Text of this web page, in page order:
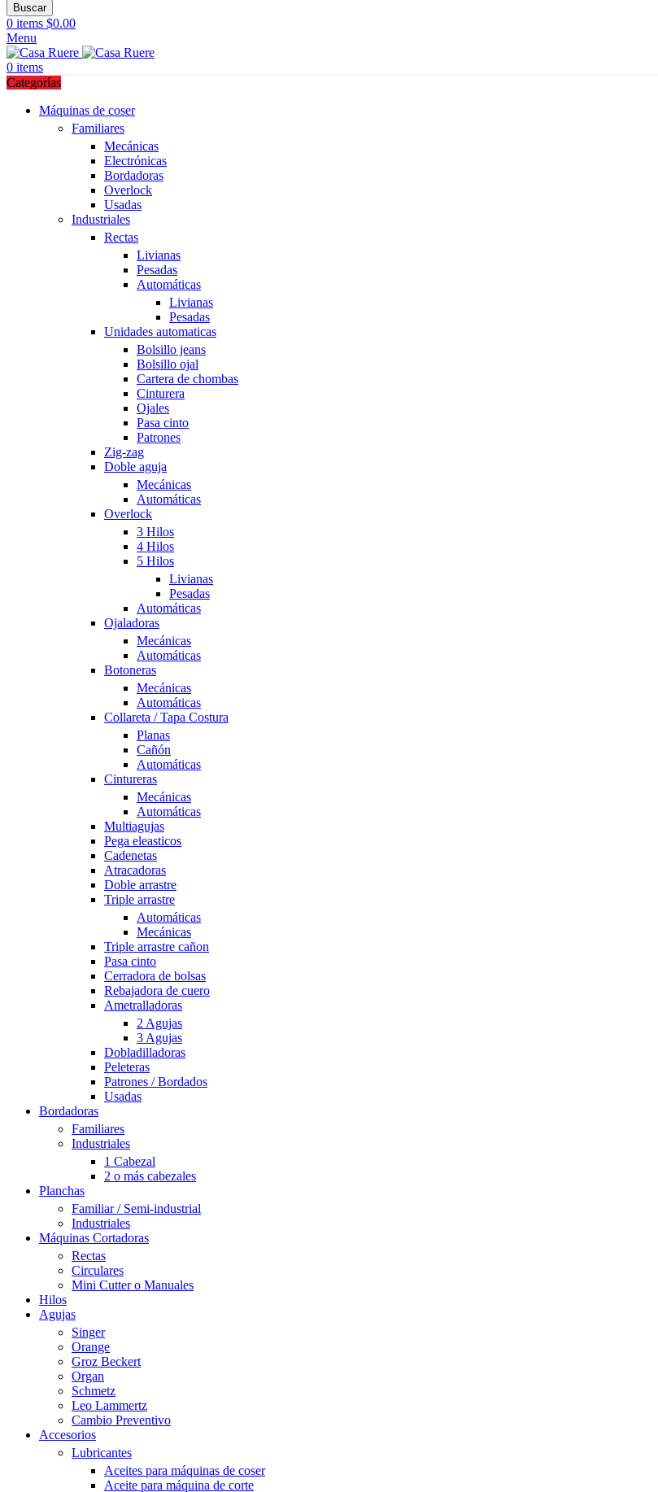
Buscar
0 items $0.00
Menu
0 items
Categorías
Máquinas de coser
Familiares
Mecánicas
Electrónicas
Bordadoras
Overlock
Usadas
Industriales
Rectas
Livianas
Pesadas
Automáticas
Livianas
Pesadas
Unidades automaticas
Bolsillo jeans
Bolsillo ojal
Cartera de chombas
Cinturera
Ojales
Pasa cinto
Patrones
Zig-zag
Doble aguja
Mecánicas
Automáticas
Overlock
3 Hilos
4 Hilos
5 Hilos
Livianas
Pesadas
Automáticas
Ojaladoras
Mecánicas
Automáticas
Botoneras
Mecánicas
Automáticas
Collareta / Tapa Costura
Planas
Cañón
Automáticas
Cintureras
Mecánicas
Automáticas
Multiagujas
Pega eleasticos
Cadenetas
Atracadoras
Doble arrastre
Triple arrastre
Automáticas
Mecánicas
Triple arrastre cañon
Pasa cinto
Cerradora de bolsas
Rebajadora de cuero
Ametralladoras
2 Agujas
3 Agujas
Dobladilladoras
Peleteras
Patrones / Bordados
Usadas
Bordadoras
Familiares
Industriales
1 Cabezal
2 o más cabezales
Planchas
Familiar / Semi-industrial
Industriales
Máquinas Cortadoras
Rectas
Circulares
Mini Cutter o Manuales
Hilos
Agujas
Singer
Orange
Groz Beckert
Organ
Schmetz
Leo Lammertz
Cambio Preventivo
Accesorios
Lubricantes
Aceites para máquinas de coser
Aceite para máquina de corte